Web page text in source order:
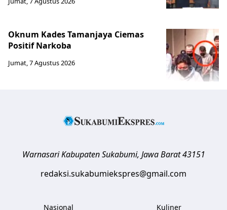
Oknum Kades Tamanjaya Ciemas
Positif Narkoba
Jumat, 7 Agustus 2026
Warnasari Kabupaten Sukabumi, Jawa Barat 43151
redaksi.sukabumiekspres@gmail.com
Nasional Kuliner